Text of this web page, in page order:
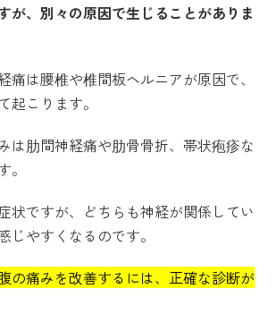
が、別々の原因で生じることがありま
痛は腰椎や椎間板ヘルニアが原因で、
起こります。
は肋間神経痛や肋骨骨折、帯状疱疹な
。
状ですが、どちらも神経が関係してい
じやすくなるのです。
の痛みを改善するには、正確な診断が